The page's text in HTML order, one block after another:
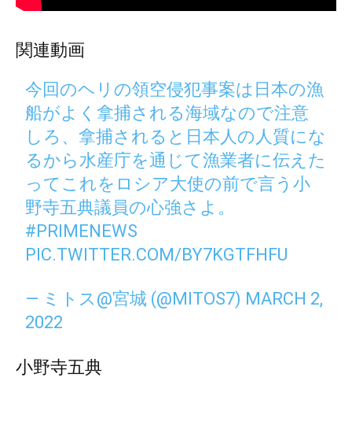
関連動画
今回のヘリの領空侵犯事案は日本の漁
船がよく拿捕される海域なので注意
しろ、拿捕されると日本人の人質にな
るから水産庁を通じて漁業者に伝えた
ってこれをロシア大使の前で言う小
野寺五典議員の心強さよ。
#PRIMENEWS
PIC.TWITTER.COM/BY7KGTFHFU
— ミトス@宮城 (@MITOS7) MARCH 2,
2022
小野寺五典